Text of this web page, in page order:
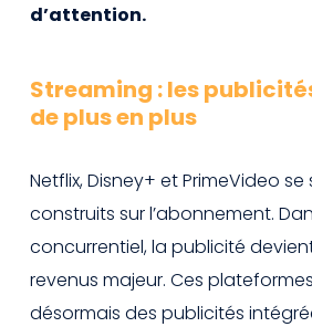
d’attention.
Streaming : les
de plus en plus
Netflix, Disney+ et PrimeVideo
construits sur l’abonnement.
concurrentiel, la publicité
revenus majeur. Ces
désormais des publicités